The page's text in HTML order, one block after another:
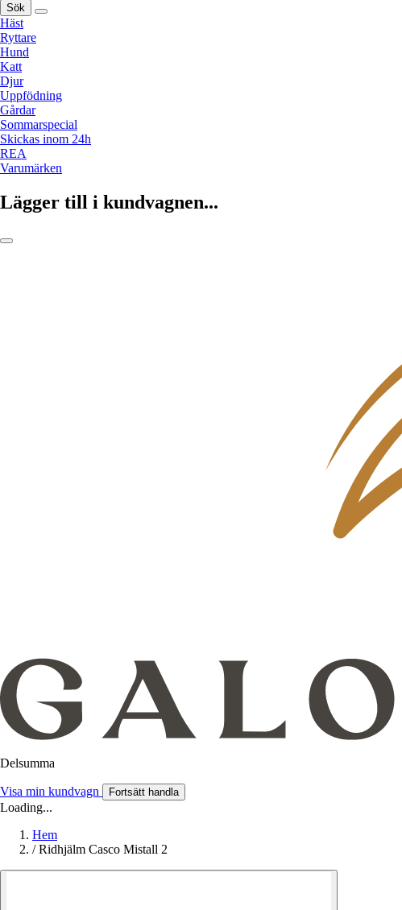
Sök
Häst
Ryttare
Hund
Katt
Djur
Uppfödning
Gårdar
Sommarspecial
Skickas inom 24h
REA
Varumärken
Lägger till i kundvagnen...
Delsumma
Visa min kundvagn Fortsätt handla
Loading...
Hem
/ Ridhjälm Casco Mistall 2